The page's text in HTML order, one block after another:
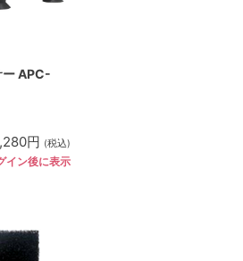
ー APC-
円 (税込)
イン後に表示